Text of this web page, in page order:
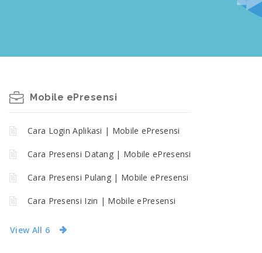
Mobile ePresensi
Cara Login Aplikasi | Mobile ePresensi
Cara Presensi Datang | Mobile ePresensi
Cara Presensi Pulang | Mobile ePresensi
Cara Presensi Izin | Mobile ePresensi
View All 6